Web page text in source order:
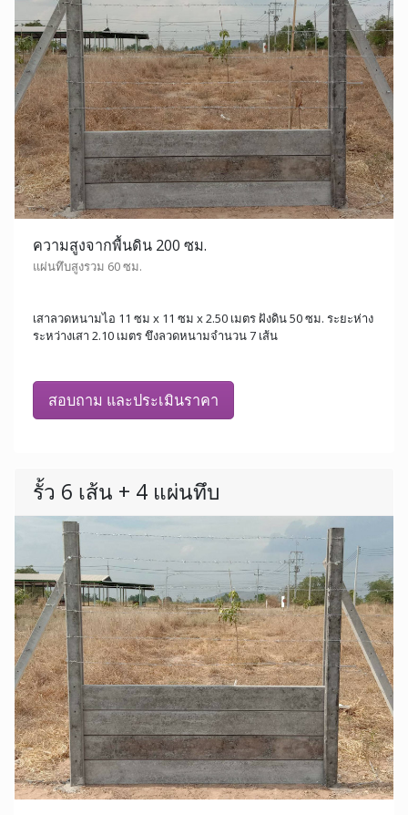
ความสูงจากพื้นดิน 200 ซม.
แผ่นทึบสูงรวม 60 ซม.
เสาลวดหนามไอ 11 ซม x 11 ซม x 2.50 เมตร ฝังดิน 50 ซม. ระยะห่าง
ระหว่างเสา 2.10 เมตร ขึงลวดหนามจำนวน 7 เส้น
สอบถาม และประเมินราคา
รั้ว 6 เส้น + 4 แผ่นทึบ